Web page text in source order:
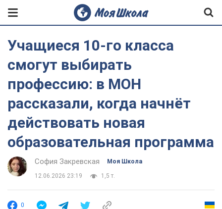
Учащиеся 10-го класса
смогут выбирать
профессию: в МОН
рассказали, когда начнёт
действовать новая
образовательная программа
София Закревская Моя Школа
12.06.2026 23:19 1,5 т.
0